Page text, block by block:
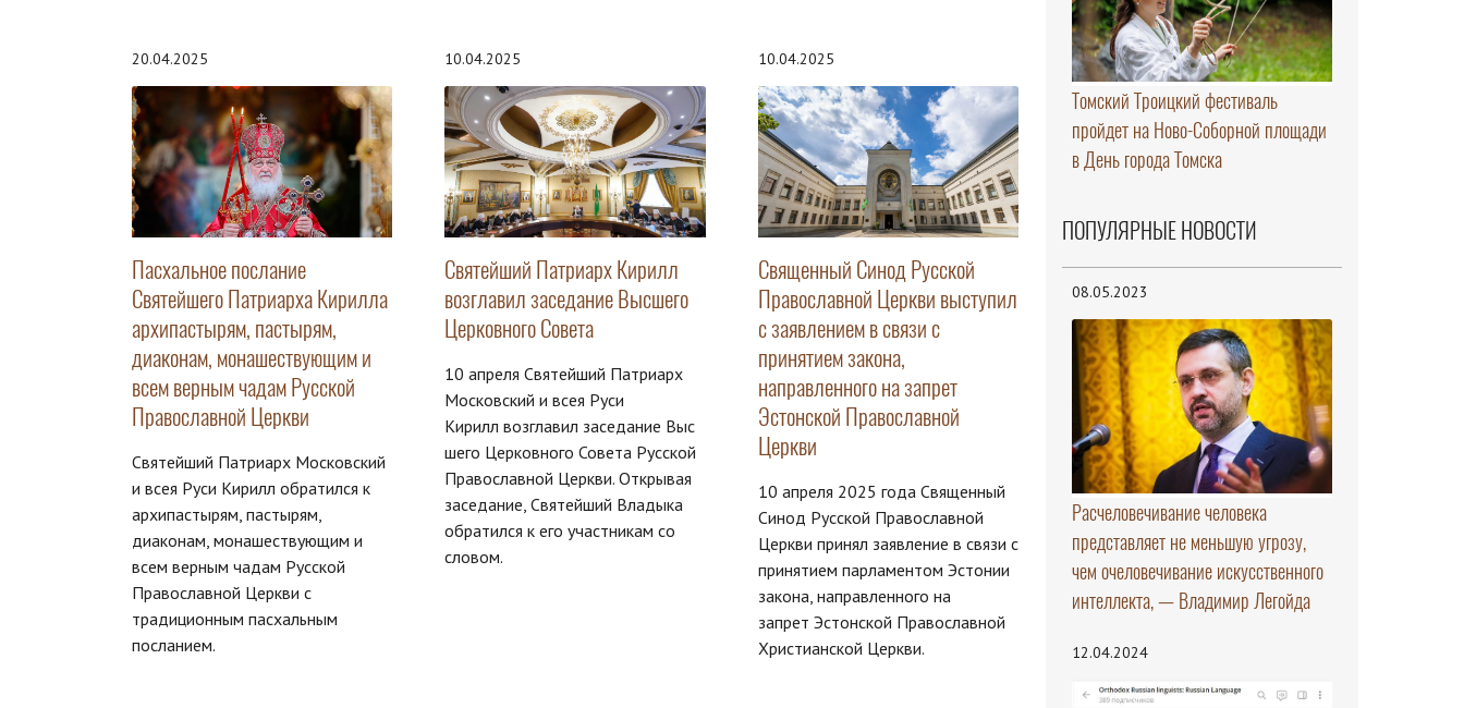
20.04.2025
Пасхальное послание
Святейшего Патриарха Кирилла
архипастырям, пастырям,
диаконам, монашествующим и
всем верным чадам Русской
Православной Церкви
Святейший Патриарх Московский
и всея Руси Кирилл обратился к
архипастырям, пастырям,
диаконам, монашествующим и
всем верным чадам Русской
Православной Церкви с
традиционным пасхальным
посланием.
10.04.2025
Святейший Патриарх Кирилл
возглавил заседание Высшего
Церковного Совета
10 апреля Святейший Патриарх
Московский и всея Руси
Кирилл возглавил заседание Выс
шего Церковного Совета Русской
Православной Церкви. Открывая
заседание, Святейший Владыка
обратился к его участникам со
словом.
10.04.2025
Священный Синод Русской
Православной Церкви выступил
с заявлением в связи с
принятием закона,
направленного на запрет
Эстонской Православной
Церкви
10 апреля 2025 года Священный
Синод Русской Православной
Церкви принял заявление в связи с
принятием парламентом Эстонии
закона, направленного на
запрет Эстонской Православной
Христианской Церкви.
Томский Троицкий фестиваль
пройдет на Ново-Соборной площади
в День города Томска
ПОПУЛЯРНЫЕ НОВОСТИ
08.05.2023
Расчеловечивание человека
представляет не меньшую угрозу,
чем очеловечивание искусственного
интеллекта, — Владимир Легойда
12.04.2024